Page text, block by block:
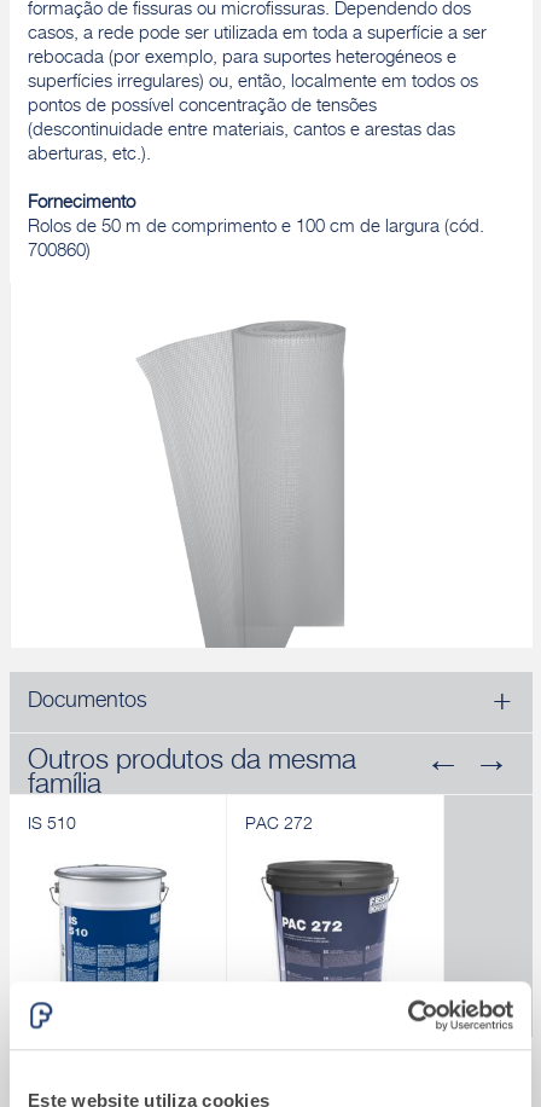
Este website utiliza cookies
formação de fissuras ou microfissuras. Dependendo dos
casos, a rede pode ser utilizada em toda a superfície a ser
rebocada (por exemplo, para suportes heterogéneos e
superfícies irregulares) ou, então, localmente em todos os
pontos de possível concentração de tensões
(descontinuidade entre materiais, cantos e arestas das
aberturas, etc.).
Fornecimento
Rolos de 50 m de comprimento e 100 cm de largura (cód.
700860)
Documentos
Outros produtos da mesma
família
IS 510 PAC 272
Sistema Fassatherm